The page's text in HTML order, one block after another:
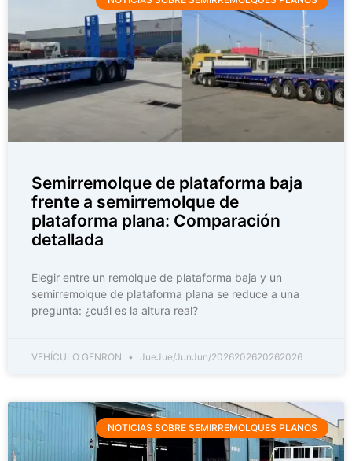
Semirremolque de plataforma baja
frente a semirremolque de
plataforma plana: Comparación
detallada
Elegir entre un remolque de plataforma baja y un
semirremolque de plataforma plana se reduce a una
pregunta: ¿cuál es la altura real?
VEHÍCULO GENRON JueJue/JunJun/2026202620262026
NOTICIAS SOBRE SEMIRREMOLQUES PLANOS